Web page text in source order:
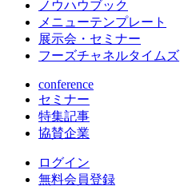
ノウハウブック
メニューテンプレート
展示会・セミナー
フーズチャネルタイムズ
conference
セミナー
特集記事
協賛企業
ログイン
無料会員登録